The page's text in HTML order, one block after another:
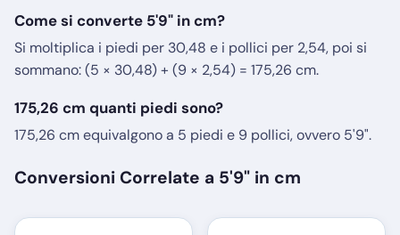
Come si converte 5'9" in cm?
Si moltiplica i piedi per 30,48 e i pollici per 2,54, poi si
sommano: (5 × 30,48) + (9 × 2,54) = 175,26 cm.
175,26 cm quanti piedi sono?
175,26 cm equivalgono a 5 piedi e 9 pollici, ovvero 5'9".
Conversioni Correlate a 5'9" in cm